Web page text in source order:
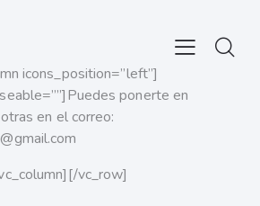
icons_position=”left”]
ponerte en
en el correo:
vc_row]